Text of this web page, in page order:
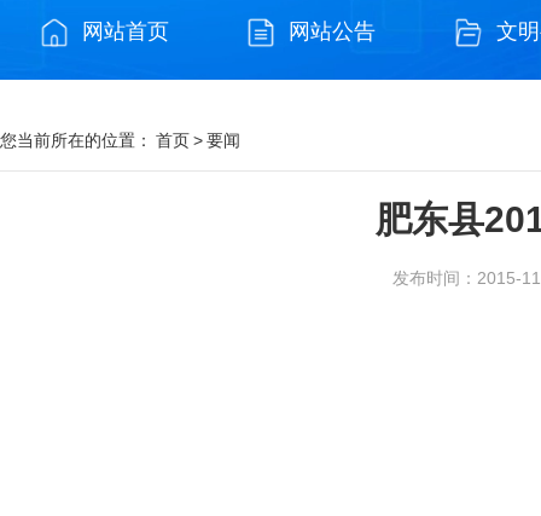
网站首页 网站公告 文
您当前所在的位置： 首页>要闻
肥东县
发布时间：2015-